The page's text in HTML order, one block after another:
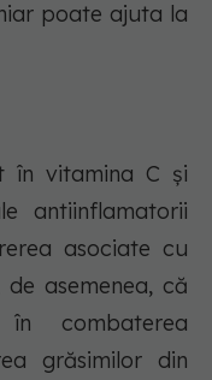
poate ajuta la
în vitamina C și
antiinflamatorii
asociate cu
asemenea, că
combaterea
grăsimilor din